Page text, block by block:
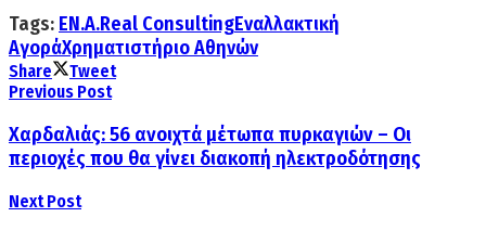
Tags: EN.A.Real ConsultingΕναλλακτική
ΑγοράΧρηματιστήριο Αθηνών
Share
Tweet
Previous Post
Χαρδαλιάς: 56 ανοιχτά μέτωπα πυρκαγιών – Οι
περιοχές που θα γίνει διακοπή ηλεκτροδότησης
Next Post